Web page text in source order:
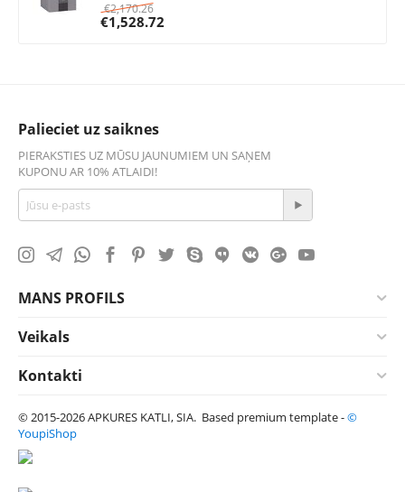
€2,170.26
€1,528.72
Palieciet uz saiknes
PIERAKSTIES UZ MŪSU JAUNUMIEM UN SAŅEM
KUPONU AR 10% ATLAIDI!
MANS PROFILS
Veikals
Kontakti
© 2015-2026 APKURES KATLI, SIA. Based premium template -©
YoupiShop